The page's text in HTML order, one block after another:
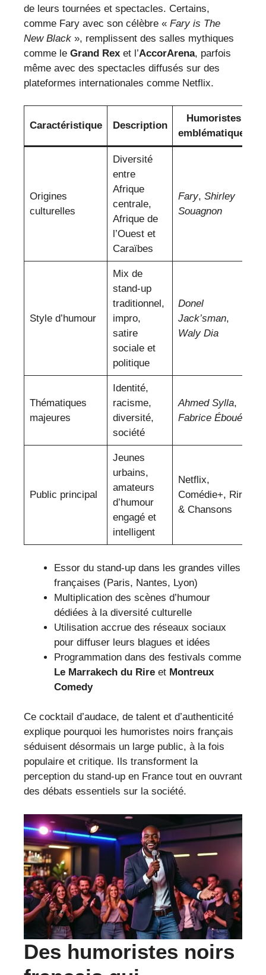
de leurs tournées et spectacles. Certains,
comme Fary avec son célèbre « Fary is The
New Black », remplissent des salles mythiques
comme le Grand Rex et l’AccorArena, parfois
même avec des spectacles diffusés sur des
plateformes internationales comme Netflix.
Caractéristique Description
Humoristes
emblématiques
Origines
culturelles
Diversité
entre
Afrique
centrale,
Afrique de
l’Ouest et
Caraïbes
Fary, Shirley
Souagnon
Style d’humour
Mix de
stand-up
traditionnel,
impro,
satire
sociale et
politique
Donel
Jack’sman,
Waly Dia
Thématiques
majeures
Identité,
racisme,
diversité,
société
Ahmed Sylla,
Fabrice Éboué
Public principal
Jeunes
urbains,
amateurs
d’humour
engagé et
intelligent
Netflix,
Comédie+, Rire
& Chansons
Essor du stand-up dans les grandes villes
françaises (Paris, Nantes, Lyon)
Multiplication des scènes d’humour
dédiées à la diversité culturelle
Utilisation accrue des réseaux sociaux
pour diffuser leurs blagues et idées
Programmation dans des festivals comme
Le Marrakech du Rire et Montreux
Comedy
Ce cocktail d’audace, de talent et d’authenticité
explique pourquoi les humoristes noirs français
séduisent désormais un large public, à la fois
populaire et critique. Ils transforment la
perception du stand-up en France tout en ouvrant
des débats essentiels sur la société.
Des humoristes noirs